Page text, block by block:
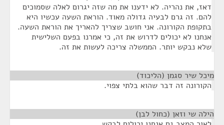
דאז, את נהריה. לא ידענו את מה שזה יגרום לאלה שסמוכים
להם. זה גרם לבעיה גדולה מאוד. הוראת השעה עכשיו היא
בתקופת הקורונה. אני חושב שצריך להאריך את הוראת השעה.
אנחנו לא יכולים לדרוש את זה, כי אמרנו בפעם השלישית
שלא נבקש יותר. הממשלה צריכה לעשות את זה.
מיכל שיר סגמן (הליכוד)
הקורונה זה דבר שהוא בלתי צפוי.
הילה שי וזאן (כחול לבן)